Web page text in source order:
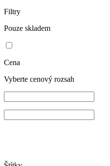
Filtry
Pouze skladem
Cena
Vyberte cenový rozsah